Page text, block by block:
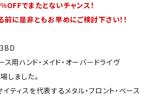
でまたとないチャンス！
に是非ともお早めにご検討下さい！！
ス用ハンド・メイド・オーバードライヴ
しました。
ティスを代表するメタル・フロント・ベース